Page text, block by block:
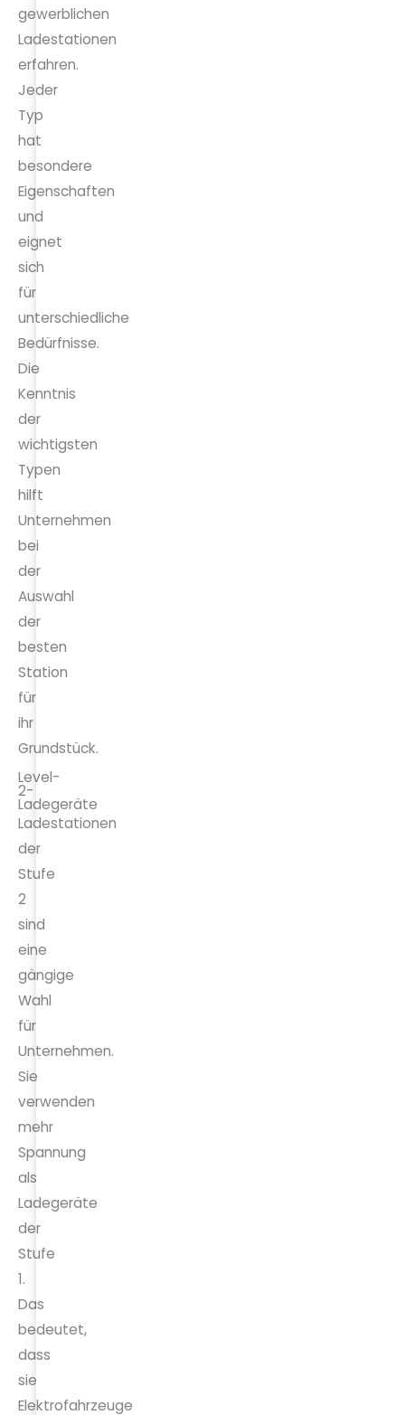
gewerblichen
Ladestationen
erfahren.
Jeder
Typ
hat
besondere
Eigenschaften
und
eignet
sich
für
unterschiedliche
Bedürfnisse.
Die
Kenntnis
der
wichtigsten
Typen
hilft
Unternehmen
bei
der
Auswahl
der
besten
Station
für
ihr
Grundstück.
Level-
2-
Ladegeräte
Ladestationen
der
Stufe
2
sind
eine
gängige
Wahl
für
Unternehmen.
Sie
verwenden
mehr
Spannung
als
Ladegeräte
der
Stufe
1.
Das
bedeutet,
dass
sie
Elektrofahrzeuge